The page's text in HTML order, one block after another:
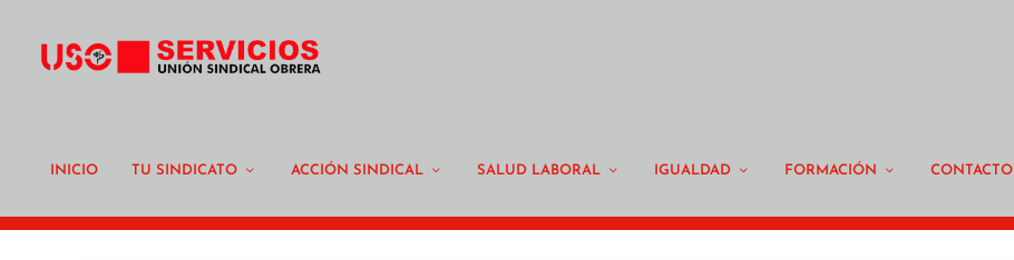
INICIO TU SINDICATO ACCIÓN SINDICAL SALUD LABORAL IGUALDAD FORMACIÓN CONTACTO